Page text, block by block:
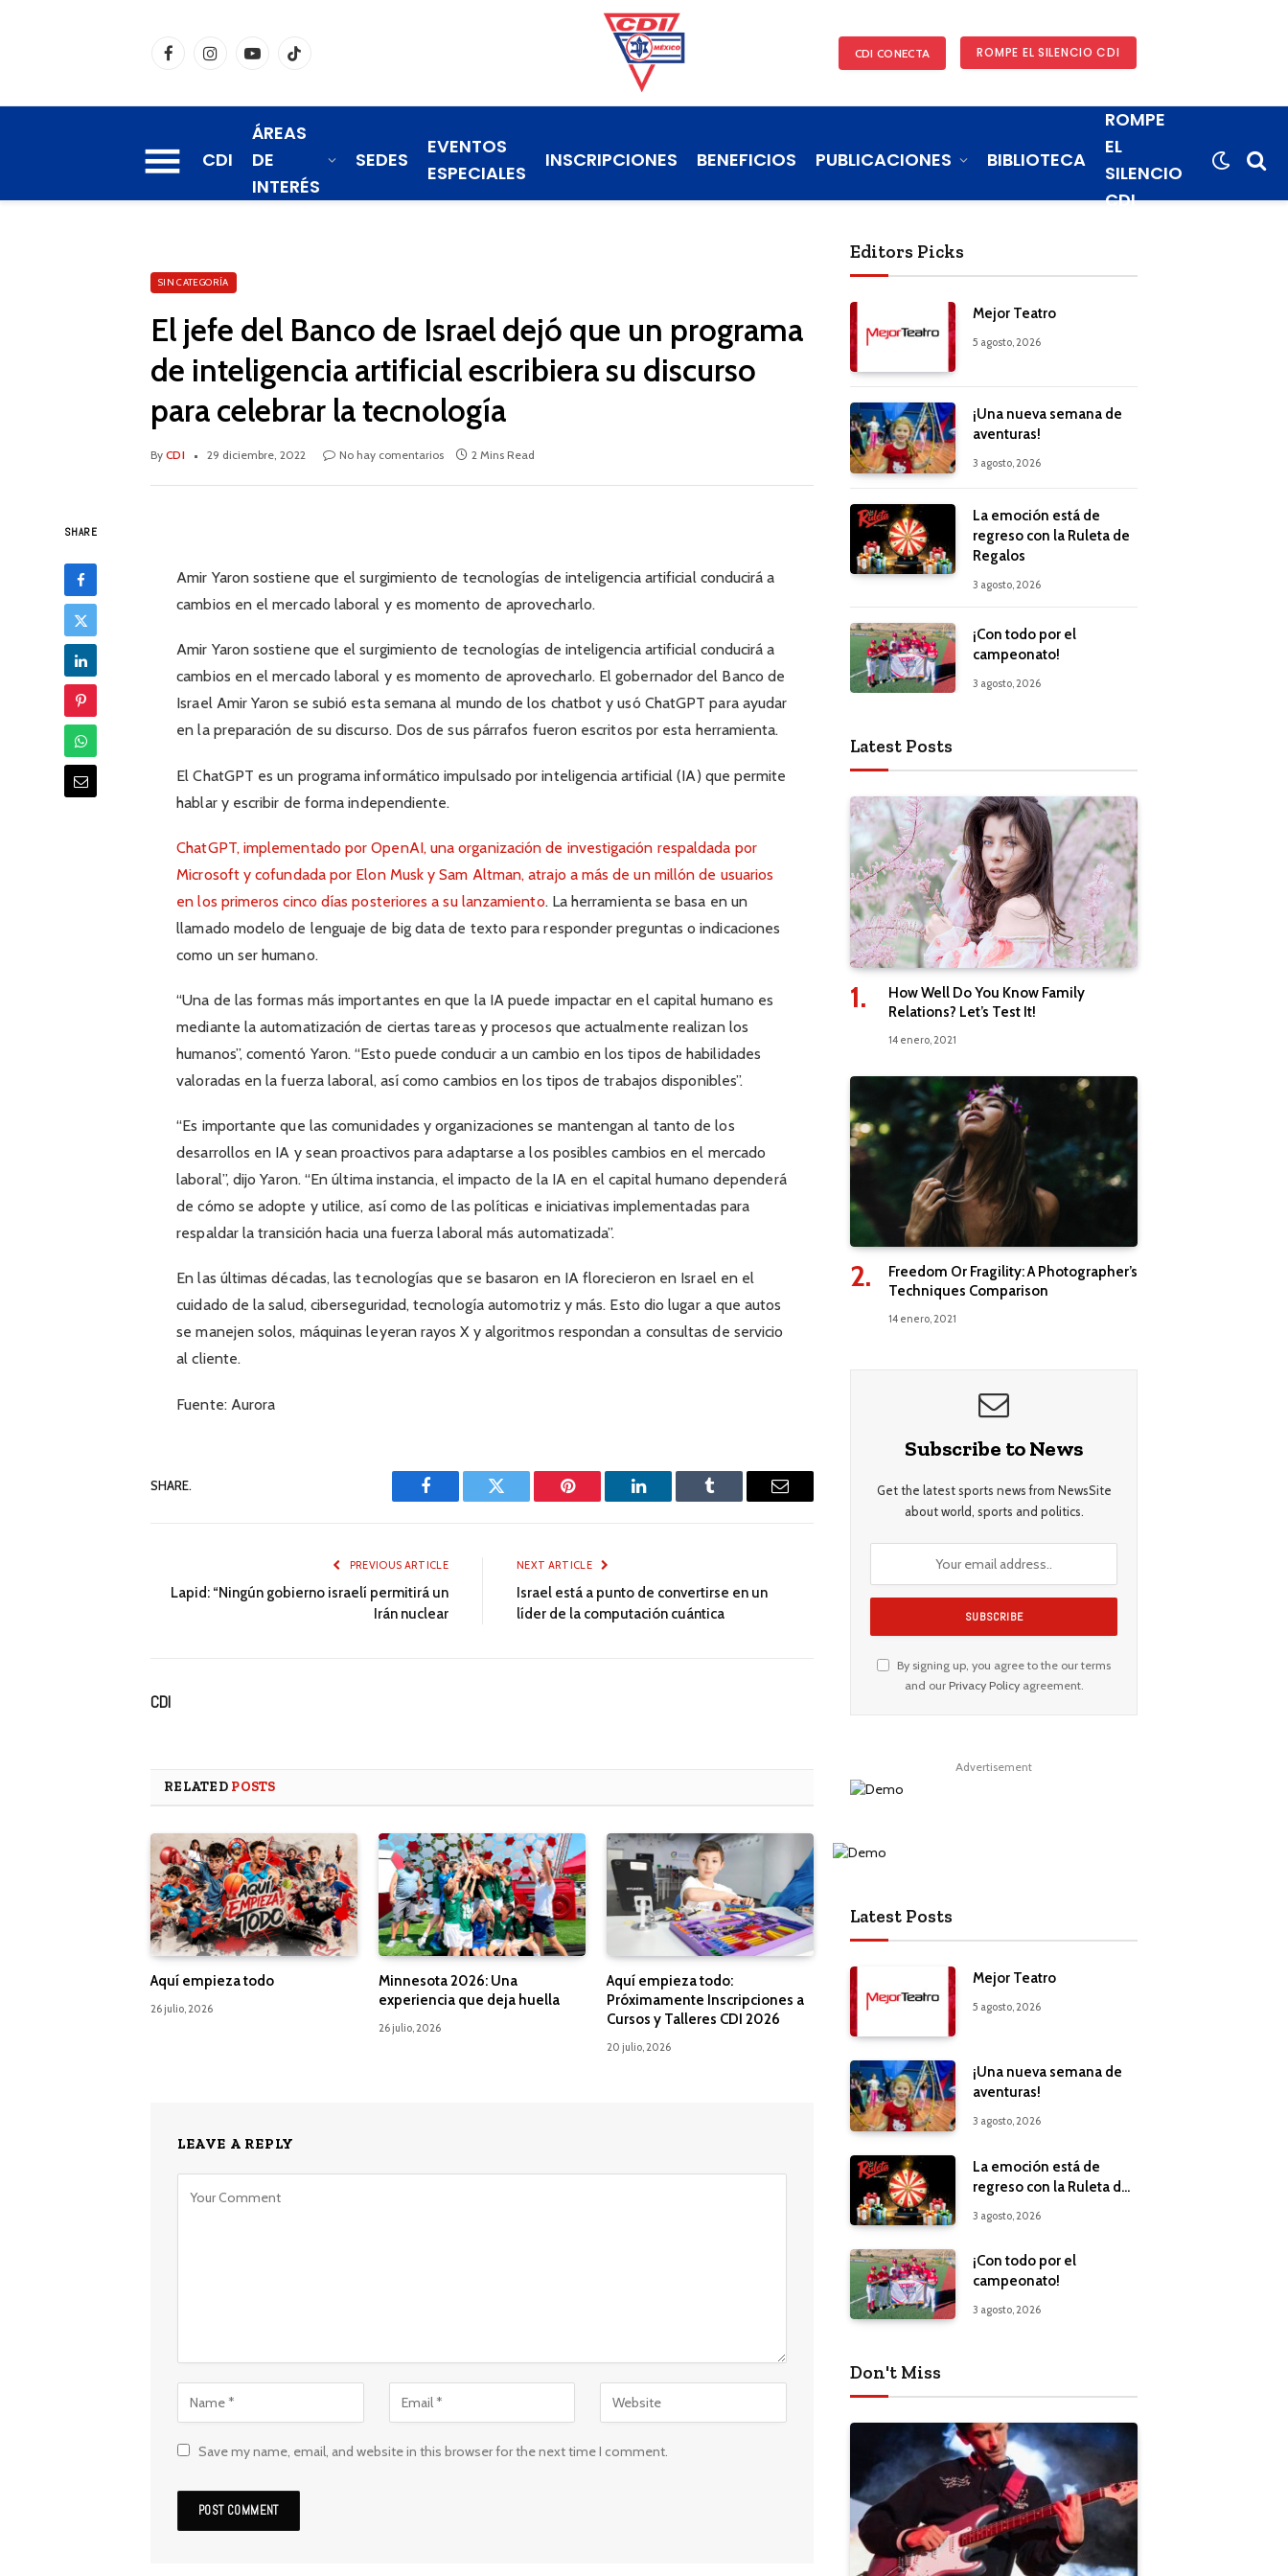
FacebookInstagramYouTubeTikTok CDI CONECTA ROMPE EL SILENCIO CDI
CDI
ÁREAS
DE
INTERÉS
SEDES
EVENTOS
ESPECIALES
INSCRIPCIONES BENEFICIOS PUBLICACIONES BIBLIOTECA
ROMPE
EL
SILENCIO
CDI
SIN CATEGORÍA
El jefe del Banco de Israel dejó que un programa
de inteligencia artificial escribiera su discurso
para celebrar la tecnología
By CDI 29 diciembre, 2022 No hay comentarios 2 Mins Read
SHARE
Amir Yaron sostiene que el surgimiento de tecnologías de inteligencia artificial conducirá a
cambios en el mercado laboral y es momento de aprovecharlo.
Amir Yaron sostiene que el surgimiento de tecnologías de inteligencia artificial conducirá a
cambios en el mercado laboral y es momento de aprovecharlo. El gobernador del Banco de
Israel Amir Yaron se subió esta semana al mundo de los chatbot y usó ChatGPT para ayudar
en la preparación de su discurso. Dos de sus párrafos fueron escritos por esta herramienta.
El ChatGPT es un programa informático impulsado por inteligencia artificial (IA) que permite
hablar y escribir de forma independiente.
ChatGPT, implementado por OpenAI, una organización de investigación respaldada por
Microsoft y cofundada por Elon Musk y Sam Altman, atrajo a más de un millón de usuarios
en los primeros cinco días posteriores a su lanzamiento. La herramienta se basa en un
llamado modelo de lenguaje de big data de texto para responder preguntas o indicaciones
como un ser humano.
“Una de las formas más importantes en que la IA puede impactar en el capital humano es
mediante la automatización de ciertas tareas y procesos que actualmente realizan los
humanos”, comentó Yaron. “Esto puede conducir a un cambio en los tipos de habilidades
valoradas en la fuerza laboral, así como cambios en los tipos de trabajos disponibles”.
“Es importante que las comunidades y organizaciones se mantengan al tanto de los
desarrollos en IA y sean proactivos para adaptarse a los posibles cambios en el mercado
laboral”, dijo Yaron. “En última instancia, el impacto de la IA en el capital humano dependerá
de cómo se adopte y utilice, así como de las políticas e iniciativas implementadas para
respaldar la transición hacia una fuerza laboral más automatizada”.
En las últimas décadas, las tecnologías que se basaron en IA florecieron en Israel en el
cuidado de la salud, ciberseguridad, tecnología automotriz y más. Esto dio lugar a que autos
se manejen solos, máquinas leyeran rayos X y algoritmos respondan a consultas de servicio
al cliente.
Fuente: Aurora
SHARE.
Facebook Twitter Pinterest LinkedIn Tumblr Email
PREVIOUS ARTICLE
Lapid: “Ningún gobierno israelí permitirá un
Irán nuclear
NEXT ARTICLE
Israel está a punto de convertirse en un
líder de la computación cuántica
CDI
RELATED POSTS
Aquí empieza todo
26 julio, 2026
Minnesota 2026: Una
experiencia que deja huella
26 julio, 2026
Aquí empieza todo:
Próximamente Inscripciones a
Cursos y Talleres CDI 2026
20 julio, 2026
LEAVE A REPLY
Save my name, email, and website in this browser for the next time I comment.
Editors Picks
Mejor Teatro
5 agosto, 2026
¡Una nueva semana de
aventuras!
3 agosto, 2026
La emoción está de
regreso con la Ruleta de
Regalos
3 agosto, 2026
¡Con todo por el
campeonato!
3 agosto, 2026
Latest Posts
How Well Do You Know Family
Relations? Let’s Test It!
14 enero, 2021
Freedom Or Fragility: A Photographer’s
Techniques Comparison
14 enero, 2021
Subscribe to News
Get the latest sports news from NewsSite
about world, sports and politics.
By signing up, you agree to the our terms
and our Privacy Policyagreement.
Advertisement
Latest Posts
Mejor Teatro
5 agosto, 2026
¡Una nueva semana de
aventuras!
3 agosto, 2026
La emoción está de
regreso con la Ruleta de
3 agosto, 2026
¡Con todo por el
campeonato!
3 agosto, 2026
Don't Miss